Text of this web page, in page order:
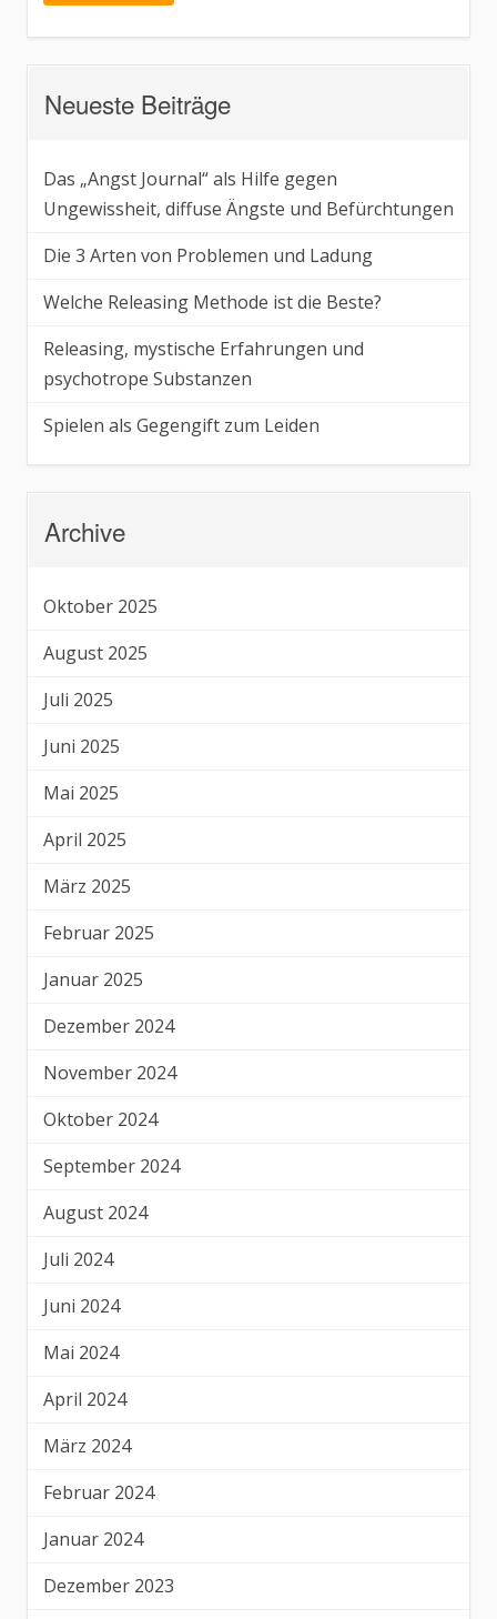
Neueste Beiträge
Das „Angst Journal“ als Hilfe gegen
Ungewissheit, diffuse Ängste und Befürchtungen
Die 3 Arten von Problemen und Ladung
Welche Releasing Methode ist die Beste?
Releasing, mystische Erfahrungen und
psychotrope Substanzen
Spielen als Gegengift zum Leiden
Archive
Oktober 2025
August 2025
Juli 2025
Juni 2025
Mai 2025
April 2025
März 2025
Februar 2025
Januar 2025
Dezember 2024
November 2024
Oktober 2024
September 2024
August 2024
Juli 2024
Juni 2024
Mai 2024
April 2024
März 2024
Februar 2024
Januar 2024
Dezember 2023